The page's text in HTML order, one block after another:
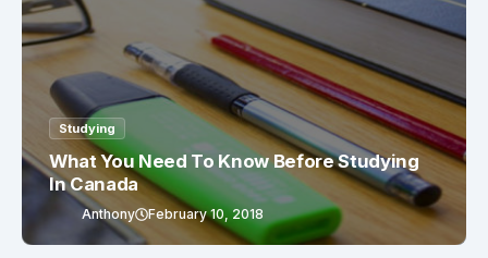
Studying
What You Need To Know Before Studying
In Canada
Anthony February 10, 2018